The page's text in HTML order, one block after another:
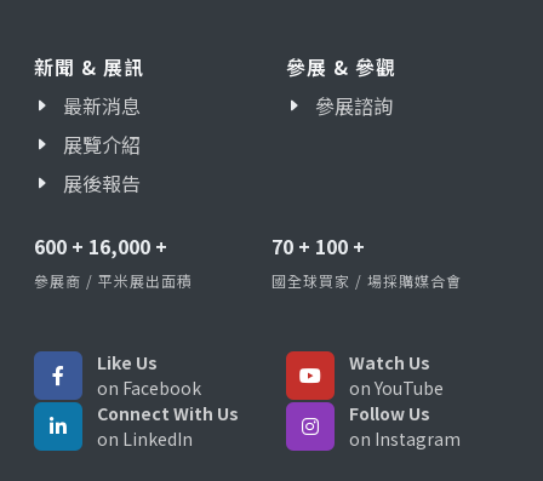
新聞 & 展訊
最新消息
展覽介紹
展後報告
參展 & 參觀
參展諮詢
600 + 16,000 +
參展商 / 平米展出面積
70 + 100 +
國全球買家 / 場採購媒合會
Like Us
on Facebook
Watch Us
on YouTube
Connect With Us
on LinkedIn
Follow Us
on Instagram